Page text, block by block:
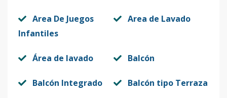
Area De Juegos
Infantiles
Area de Lavado
Área de lavado Balcón
Balcón Integrado Balcón tipo Terraza